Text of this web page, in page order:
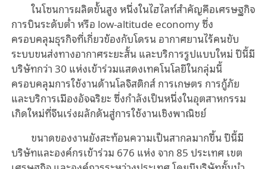
ในโซนการผลิตขั้นสูง หนึ่งในไฮไลท์สำคัญคือเศรษฐกิจ
การบินระดับต่ำ หรือ low-altitude economy ซึ่ง
ครอบคลุมธุรกิจที่เกี่ยวข้องกับโดรน อากาศยานไร้คนขับ
ระบบขนส่งทางอากาศระยะสั้น และบริการรูปแบบใหม่ ปีนี้มี
บริษัทกว่า 30 แห่งเข้าร่วมแสดงเทคโนโลยีในกลุ่มนี้
ครอบคลุมการใช้งานด้านโลจิสติกส์ การเกษตร การกู้ภัย
และบริการเมืองอัจฉริยะ ซึ่งกำลังเป็นหนึ่งในอุตสาหกรรม
เกิดใหม่ที่จีนเร่งผลักดันสู่การใช้งานเชิงพาณิชย์
ขนาดของงานยังสะท้อนความเป็นสากลมากขึ้น ปีนี้มี
บริษัทและองค์กรเข้าร่วม 676 แห่ง จาก 85 ประเทศ เขต